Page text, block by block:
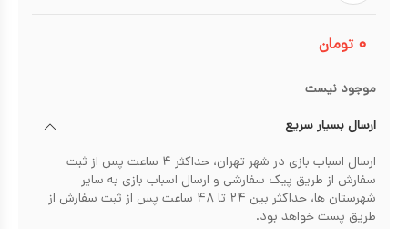
۰ تومان
موجود نیست
ارسال بسیار سریع
ارسال اسباب بازی در شهر تهران، حداکثر ۴ ساعت پس از ثبت
سفارش از طریق پیک سفارشی و ارسال اسباب بازی به سایر
شهرستان ها، حداکثر بین ۲۴ تا ۴۸ ساعت پس از ثبت سفارش از
طریق پست خواهد بود.